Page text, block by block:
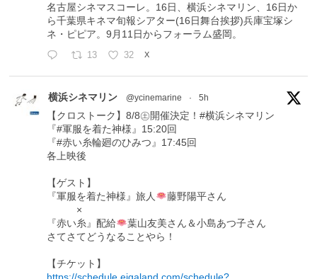
名古屋シネマスコーレ。16日、横浜シネマリン、16日か
ら千葉県キネマ旬報シアター(16日舞台挨拶)兵庫宝塚シ
ネ・ピピア。9月11日からフォーラム盛岡。
13 32 X
横浜シネマリン @ycinemarine · 5h
【クロストーク】8/8㊏開催決定！#横浜シネマリン
『#軍服を着た神様』15:20回
『#赤い糸輪廻のひみつ』17:45回
各上映後
【ゲスト】
『軍服を着た神様』旅人
藤野陽平さん
×
『赤い糸』配給
葉山友美さん＆小島あつ子さん
さてさてどうなることやら！
【チケット】